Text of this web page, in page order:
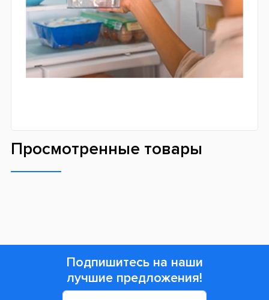
Просмотренные товары
Подпишитесь на наши
лучшие предложения!